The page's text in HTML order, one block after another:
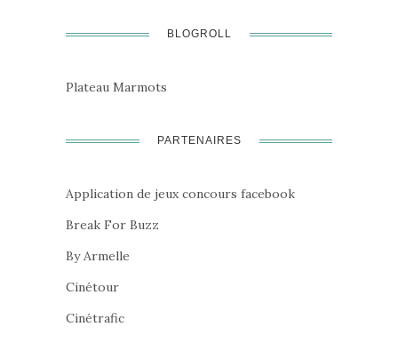
BLOGROLL
Plateau Marmots
PARTENAIRES
Application de jeux concours facebook
Break For Buzz
By Armelle
Cinétour
Cinétrafic